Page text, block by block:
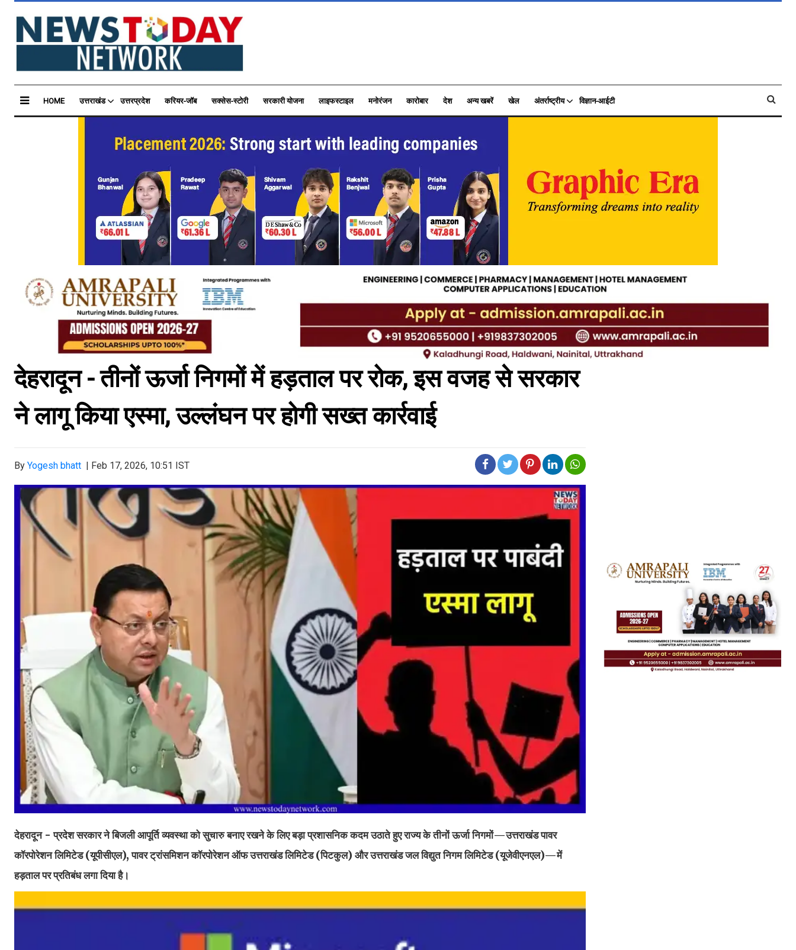
HOME उत्तराखंड उत्तरप्रदेश करियर-जॉब सक्सेस-स्टोरी सरकारी योजना लाइफस्टाइल मनोरंजन कारोबार देश अन्य खबरें खेल अंतर्राष्ट्रीय विज्ञान-आईटी
देहरादून - तीनों ऊर्जा निगमों में हड़ताल पर रोक, इस वजह से सरकार
ने लागू किया एस्मा, उल्लंघन पर होगी सख्त कार्रवाई
By Yogesh bhatt | Feb 17, 2026, 10:51 IST
देहरादून - प्रदेश सरकार ने बिजली आपूर्ति व्यवस्था को सुचारु बनाए रखने के लिए बड़ा प्रशासनिक कदम उठाते हुए राज्य के तीनों ऊर्जा निगमों—उत्तराखंड पावर
कॉरपोरेशन लिमिटेड (यूपीसीएल), पावर ट्रांसमिशन कॉरपोरेशन ऑफ उत्तराखंड लिमिटेड (पिटकुल) और उत्तराखंड जल विद्युत निगम लिमिटेड (यूजेवीएनएल)—में
हड़ताल पर प्रतिबंध लगा दिया है।